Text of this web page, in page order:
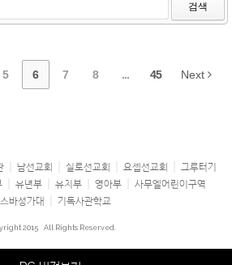
검색
5 6 7 8 ... 45 Next
남선교회 실로선교회 요셉선교회
그루터기
유년부 유치부 영아부
사무엘어린이구역
바성가대
기독사관학교
2015 All Rights Reserved.